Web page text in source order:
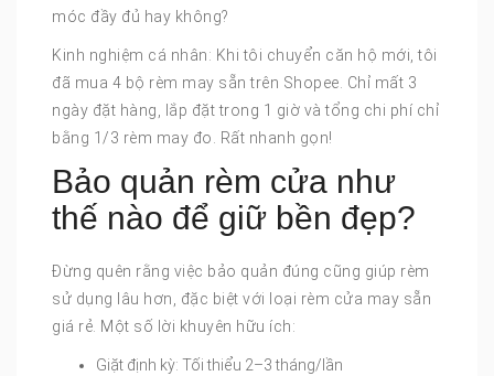
móc đầy đủ hay không?
Kinh nghiệm cá nhân: Khi tôi chuyển căn hộ mới, tôi
đã mua 4 bộ rèm may sẵn trên Shopee. Chỉ mất 3
ngày đặt hàng, lắp đặt trong 1 giờ và tổng chi phí chỉ
bằng 1/3 rèm may đo. Rất nhanh gọn!
Bảo quản rèm cửa như
thế nào để giữ bền đẹp?
Đừng quên rằng việc bảo quản đúng cũng giúp rèm
sử dụng lâu hơn, đặc biệt với loại rèm cửa may sẵn
giá rẻ. Một số lời khuyên hữu ích:
Giặt định kỳ: Tối thiểu 2–3 tháng/lần